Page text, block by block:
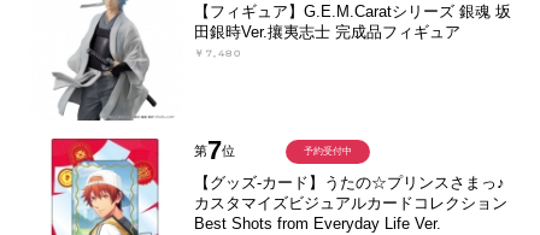
【フィギュア】G.E.M.Caratシリーズ 銀魂 坂
田銀時Ver.攘夷志士 完成品フィギュア
￥7,480
第7位
【グッズ-カード】うたの☆プリンスさまっ♪
カスタマイズビジュアルカードコレクション
Best Shots from Everyday Life Ver.
予約受付中